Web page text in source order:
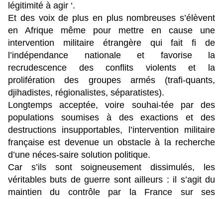
légitimité à agir ‘.
Et des voix de plus en plus nombreuses s’élèvent
en Afrique même pour mettre en cause une
intervention militaire étrangère qui fait fi de
l’indépendance nationale et favorise la
recrudescence des conflits violents et la
prolifération des groupes armés (trafi-quants,
djihadistes, régionalistes, séparatistes).
Longtemps acceptée, voire souhai-tée par des
populations soumises à des exactions et des
destructions insupportables, l’intervention militaire
française est devenue un obstacle à la recherche
d’une néces-saire solution politique.
Car s’ils sont soigneusement dissimulés, les
véritables buts de guerre sont ailleurs : il s’agit du
maintien du contrôle par la France sur ses